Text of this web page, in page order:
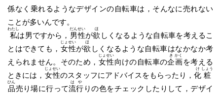
係なく乗れるようなデザインの自転車は，そんなに売れない
ことが多いんです。
私
わたし
は男ですから， 男
だん
性
せい
が欲
ほ
しくなるような自転車を考えるこ
とはできても， 女
じょ
性
せい
が欲
ほ
しくなるような自転車はなかなか考
えられません。そのため， 女
じょ
性
せい
向けの自転車の企
き
画
かく
を考える
ときには， 女
じょ
性
せい
のスタッフにアドバイスをもらったり，化
け
粧
しょう
品
ひん
売り場に行って流
は
行
や
りの色をチェックしたりして，デザイ